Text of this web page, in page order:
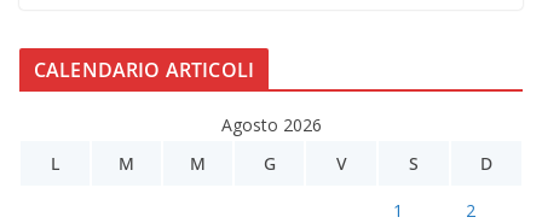
CALENDARIO ARTICOLI
Agosto 2026
L
M M G V S D
1 2